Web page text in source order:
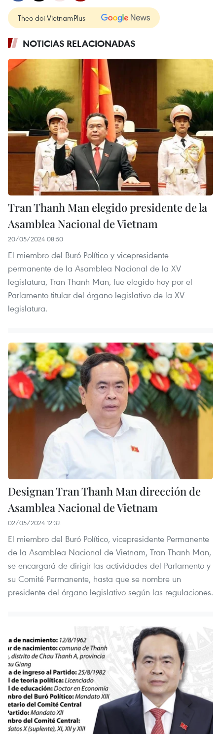
Theo dõi VietnamPlus
NOTICIAS RELACIONADAS
Tran Thanh Man elegido presidente de la
Asamblea Nacional de Vietnam
20/05/2024 08:50
El miembro del Buró Político y vicepresidente
permanente de la Asamblea Nacional de la XV
legislatura, Tran Thanh Man, fue elegido hoy por el
Parlamento titular del órgano legislativo de la XV
legislatura.
Designan Tran Thanh Man dirección de
Asamblea Nacional de Vietnam
02/05/2024 12:32
El miembro del Buró Político, vicepresidente Permanente
de la Asamblea Nacional de Vietnam, Tran Thanh Man,
se encargará de dirigir las actividades del Parlamento y
su Comité Permanente, hasta que se nombre un
presidente del órgano legislativo según las regulaciones.